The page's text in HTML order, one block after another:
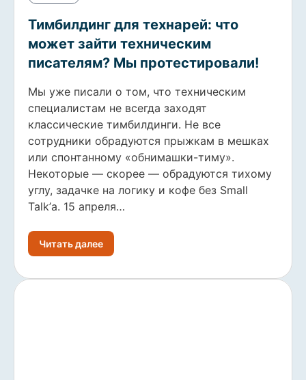
Тимбилдинг для технарей: что
может зайти техническим
писателям? Мы протестировали!
Мы уже писали о том, что техническим
специалистам не всегда заходят
классические тимбилдинги. Не все
сотрудники обрадуются прыжкам в мешках
или спонтанному «обнимашки-тиму».
Некоторые — скорее — обрадуются тихому
углу, задачке на логику и кофе без Small
Talk’а. 15 апреля…
Читать далее